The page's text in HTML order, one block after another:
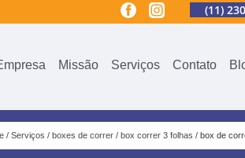
(11)
Missão Serviços Contato
Serviços boxes de correr box correr 3 folhas box de